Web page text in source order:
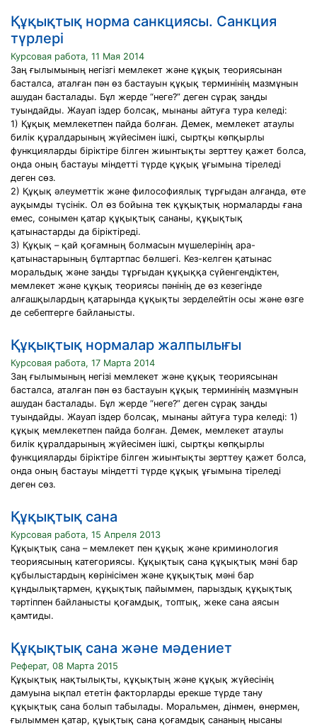
Құқықтық норма санкциясы. Санкция
түрлері
Курсовая работа, 11 Мая 2014
Заң ғылымының негізгі мемлекет және құқық теориясынан
басталса, аталған пән өз бастауын құқық терминінің мазмұнын
ашудан басталады. Бұл жерде “неге?” деген сұрақ заңды
туындайды. Жауап іздер болсақ, мынаны айтуға тура келеді:
1) Құқық мемлекетпен пайда болған. Демек, мемлекет атаулы
билік құралдарының жүйесімен ішкі, сыртқы көпқырлы
функцияларды біріктіре білген жиынтықты зерттеу қажет болса,
онда оның бастауы міндетті түрде құқық ұғымына тіреледі
деген сөз.
2) Құқық әлеуметтік және философиялық тұрғыдан алғанда, өте
ауқымды түсінік. Ол өз бойына тек құқықтық нормаларды ғана
емес, сонымен қатар құқықтық сананы, құқықтық
қатынастарды да біріктіреді.
3) Құқық – қай қоғамның болмасын мүшелерінің ара-
қатынастарының бұлтартпас бөлшегі. Кез-келген қатынас
моральдық және заңды тұрғыдан құқыққа сүйенгендіктен,
мемлекет және құқық теориясы пәнінің де өз кезегінде
алғашқылардың қатарында құқықты зерделейтін осы және өзге
де себептерге байланысты.
Құқықтық нормалар жалпылығы
Курсовая работа, 17 Марта 2014
Заң ғылымының негізі мемлекет және құқық теориясынан
басталса, аталған пән өз бастауын құқық терминінің мазмұнын
ашудан басталады. Бұл жерде “неге?” деген сұрақ заңды
туындайды. Жауап іздер болсақ, мынаны айтуға тура келеді: 1)
құқық мемлекетпен пайда болған. Демек, мемлекет атаулы
билік құралдарының жүйесімен ішкі, сыртқы көпқырлы
функцияларды біріктіре білген жиынтықты зерттеу қажет болса,
онда оның бастауы міндетті түрде құқық ұғымына тіреледі
деген сөз.
Құқықтық сана
Курсовая работа, 15 Апреля 2013
Құқықтық сана – мемлекет пен құқық және криминология
теориясының категориясы. Құқықтық сана құқықтық мәні бар
құбылыстардың көрінісімен және құқықтық мәні бар
құндылықтармен, құқықтық пайыммен, парыздық құқықтық
тәртіппен байланысты қоғамдық, топтық, жеке сана аясын
қамтиды.
Құқықтық сана және мәдениет
Реферат, 08 Марта 2015
Құқықтық нақтылықты, құқықтың және құқық жүйесінің
дамуына ықпал ететін факторларды ерекше түрде тану
құқықтық сана болып табылады. Моральмен, дінмен, өнермен,
ғылыммен қатар, құықтық сана қоғамдық сананың нысаны